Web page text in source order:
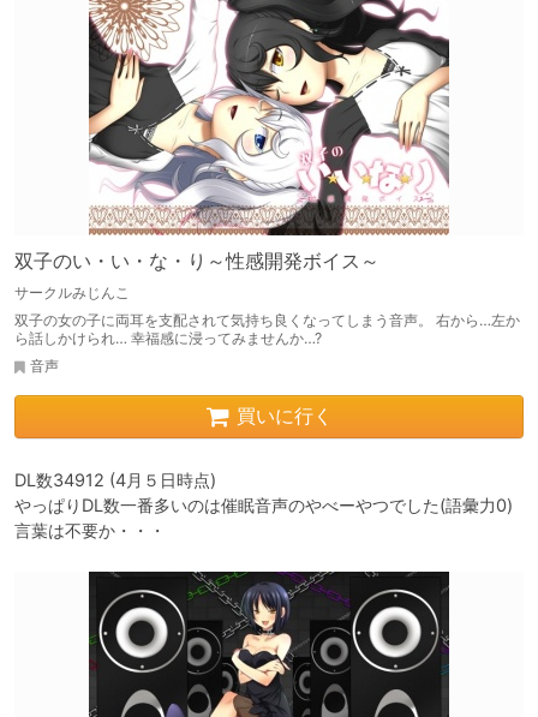
双子のい・い・な・り～性感開発ボイス～
サークルみじんこ
双子の女の子に両耳を支配されて気持ち良くなってしまう音声。 右から…左か
ら話しかけられ… 幸福感に浸ってみませんか…?
音声
買いに行く
DL数34912 (4月５日時点)
やっぱりDL数一番多いのは催眠音声のやべーやつでした(語彙力0)